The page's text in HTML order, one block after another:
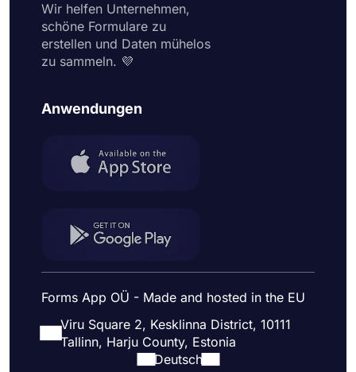
Wir helfen Unternehmen,
schöne Formulare zu
erstellen und Daten mühelos
zu sammeln. 💜
Anwendungen
Forms App OÜ - Made and hosted in the EU
Viru Square 2, Kesklinna District, 10111
Tallinn, Harju County, Estonia
Deutsch